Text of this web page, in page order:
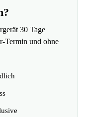
30 Tage
Termin und ohne